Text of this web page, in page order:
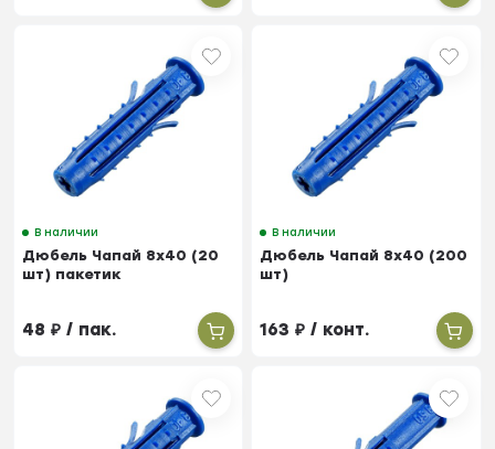
В наличии
Дюбель Чапай 8х40 (20
шт) пакетик
48₽ / пак.
В наличии
Дюбель Чапай 8х40 (200
шт)
163₽ / конт.